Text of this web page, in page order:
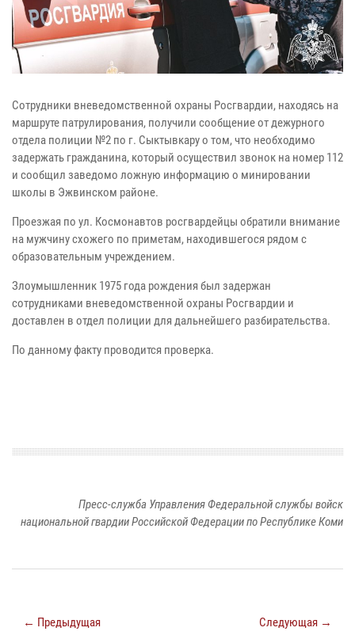
Сотрудники вневедомственной охраны Росгвардии, находясь на
маршруте патрулирования, получили сообщение от дежурного
отдела полиции №2 по г. Сыктывкару о том, что необходимо
задержать гражданина, который осуществил звонок на номер 112
и сообщил заведомо ложную информацию о минировании
школы в Эжвинском районе.
Проезжая по ул. Космонавтов росгвардейцы обратили внимание
на мужчину схожего по приметам, находившегося рядом с
образовательным учреждением.
Злоумышленник 1975 года рождения был задержан
сотрудниками вневедомственной охраны Росгвардии и
доставлен в отдел полиции для дальнейшего разбирательства.
По данному факту проводится проверка.
Пресс-служба Управления Федеральной службы войск
национальной гвардии Российской Федерации по Республике Коми
← Предыдущая Следующая →